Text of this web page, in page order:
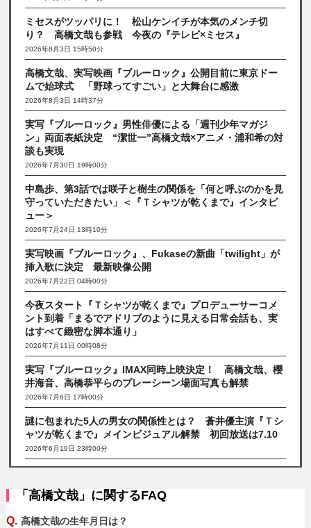
ミセスがツッパリに！ 松山ケンイチが本気のメンチ切
り？ 高橋文哉も参戦 今夜の『テレビ×ミセス』
2026年8月3日 15時50分
高橋文哉、実写映画『ブルーロック』公開目前に東京ドー
ムで始球式 「野球ってすごい」と大舞台に感激
2026年8月3日 14時37分
実写『ブルーロック』男性俳優による「週刊少年マガジ
ン」両面表紙決定 “潔世一”高橋文哉×アニメ・浦和希の対
談も実現
2026年7月30日 19時00分
中島歩、第3話では咲子と樹生の関係を「何と呼ぶのかを見
守っていただきたい」＜『Ｔシャツが乾くまで』インタビ
ュー＞
2026年7月24日 13時10分
実写映画『ブルーロック』、Fukaseの新曲「twilight」が
挿入歌に決定 最新映像公開
2026年7月22日 04時00分
今夜スタート『Ｔシャツが乾くまで』プロデューサーコメ
ント到着「まるでアドリブのように見える日常会話も、実
はすべて緻密な脚本通り」
2026年7月11日 00時08分
実写『ブルーロック』IMAX同時上映決定！ 高橋文哉、櫻
井海音、高橋恭平らのプレーシーン場面写真も解禁
2026年7月6日 17時00分
謎に包まれた5人の男女の関係性とは？ 蒼井優主演『Ｔシ
ャツが乾くまで』メインビジュアル解禁 初回放送は7.10
2026年6月19日 23時00分
「高橋文哉」に関するFAQ
Q. 高橋文哉の生年月日は？